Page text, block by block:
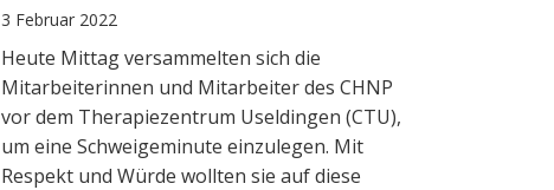
3 Februar 2022
Heute Mittag versammelten sich die
Mitarbeiterinnen und Mitarbeiter des CHNP
vor dem Therapiezentrum Useldingen (CTU),
um eine Schweigeminute einzulegen. Mit
Respekt und Würde wollten sie auf diese